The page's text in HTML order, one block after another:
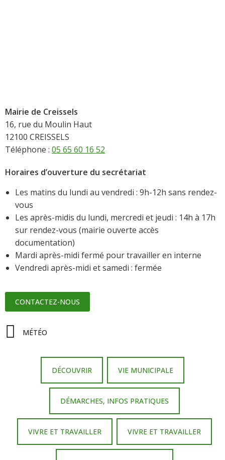
Mairie de Creissels
16, rue du Moulin Haut
12100 CREISSELS
Téléphone : 05 65 60 16 52
Horaires d’ouverture du secrétariat
Les matins du lundi au vendredi : 9h-12h sans rendez-
vous
Les après-midis du lundi, mercredi et jeudi : 14h à 17h
sur rendez-vous (mairie ouverte accès
documentation)
Mardi après-midi fermé pour travailler en interne
Vendredi après-midi et samedi : fermée
CONTACTEZ-NOUS
MÉTÉO
DÉCOUVRIR VIE MUNICIPALE
DÉMARCHES, INFOS PRATIQUES
VIVRE ET TRAVAILLER VIVRE ET TRAVAILLER